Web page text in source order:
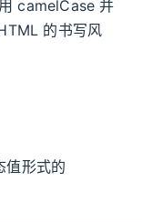
camelCase 并
的书写风
值形式的